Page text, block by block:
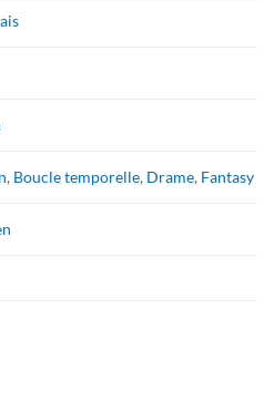
, Boucle temporelle, Drame, Fantasy